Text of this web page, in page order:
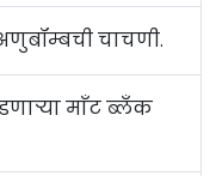
चाचणी.
माँट ब्लँक